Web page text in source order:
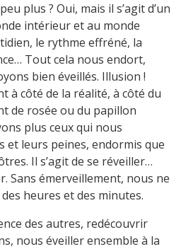
plus ? Oui, mais il s’agit d’un
intérieur et au monde
le rythme effréné, la
Tout cela nous endort,
bien éveillés. Illusion !
à côté de la réalité, à côté du
de rosée ou du papillon
plus ceux qui nous
et leurs peines, endormis que
Il s’agit de se réveiller…
Sans émerveillement, nous ne
heures et des minutes.
des autres, redécouvrir
nous éveiller ensemble à la